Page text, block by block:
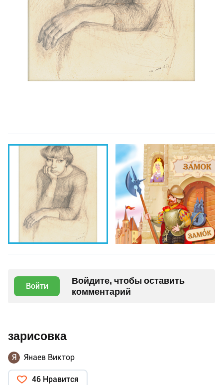
Войти
Войдите, чтобы оставить
комментарий
зарисовка
Я Янаев Виктор
46 Нравится